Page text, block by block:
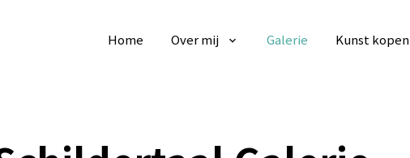
Home Over mij Galerie Kunst kopen